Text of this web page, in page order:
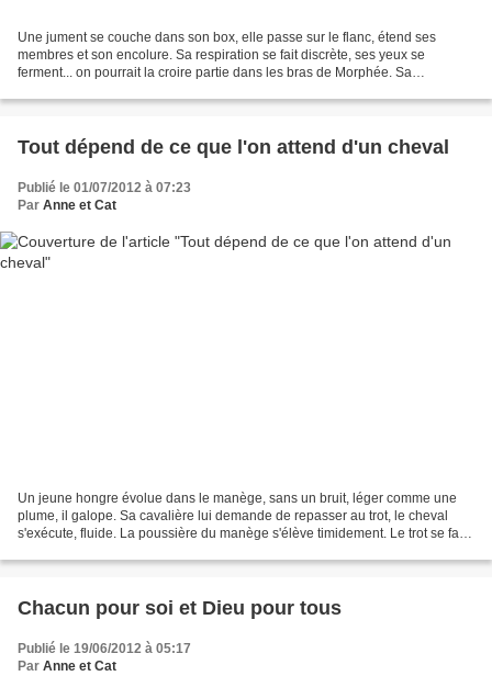
Une jument se couche dans son box, elle passe sur le flanc, étend ses
membres et son encolure. Sa respiration se fait discrète, ses yeux se
ferment... on pourrait la croire partie dans les bras de Morphée. Sa
Tout dépend de ce que l'on attend d'un cheval
Publié le 01/07/2012 à 07:23
Par Anne et Cat
Un jeune hongre évolue dans le manège, sans un bruit, léger comme une
plume, il galope. Sa cavalière lui demande de repasser au trot, le cheval
s'exécute, fluide. La poussière du manège s'élève timidement. Le trot se fait
Chacun pour soi et Dieu pour tous
Publié le 19/06/2012 à 05:17
Par Anne et Cat